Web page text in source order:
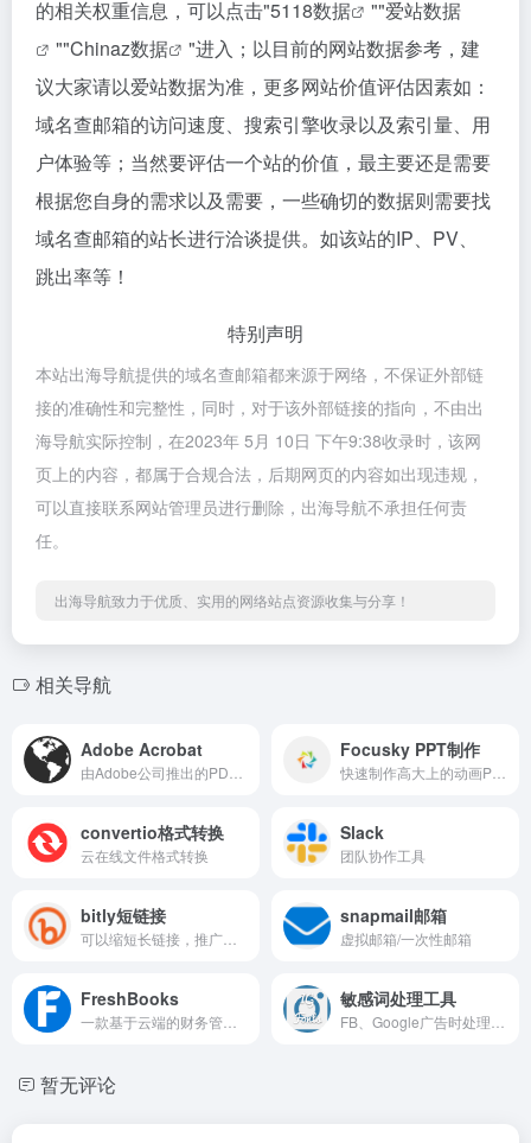
的相关权重信息，可以点击"5118数据 ""爱站数据
""Chinaz数据
"进入；以目前的网站数据参考，建
议大家请以爱站数据为准，更多网站价值评估因素如：
域名查邮箱的访问速度、搜索引擎收录以及索引量、用
户体验等；当然要评估一个站的价值，最主要还是需要
根据您自身的需求以及需要，一些确切的数据则需要找
域名查邮箱的站长进行洽谈提供。如该站的IP、PV、
跳出率等！
特别声明
本站出海导航提供的域名查邮箱都来源于网络，不保证外部链
接的准确性和完整性，同时，对于该外部链接的指向，不由出
海导航实际控制，在2023年 5月 10日 下午9:38收录时，该网
页上的内容，都属于合规合法，后期网页的内容如出现违规，
可以直接联系网站管理员进行删除，出海导航不承担任何责
任。
出海导航致力于优质、实用的网络站点资源收集与分享！
相关导航
Adobe Acrobat Focusky PPT制作
convertio格式转换
云在线文件格式转换
Slack
团队协作工具
bitly短链接 snapmail邮箱
虚拟邮箱/一次性邮箱
FreshBooks 敏感词处理工具
暂无评论